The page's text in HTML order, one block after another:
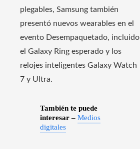
plegables, Samsung también
presentó nuevos wearables en el
evento Desempaquetado, incluido
el Galaxy Ring esperado y los
relojes inteligentes Galaxy Watch
7 y Ultra.
También te puede
interesar – Medios
digitales